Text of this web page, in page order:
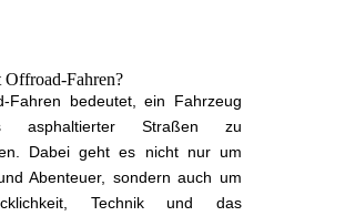
Offroad-Fahren?
Fahren bedeutet, ein Fahrzeug
asphaltierter Straßen zu
Dabei geht es nicht nur um
Abenteuer, sondern auch um
Technik und das